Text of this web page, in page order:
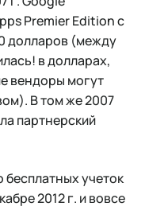
Premier Edition с
долларов (между
в долларах,
вендоры могут
В том же 2007
партнерский
учеток
2012 г. и вовсе